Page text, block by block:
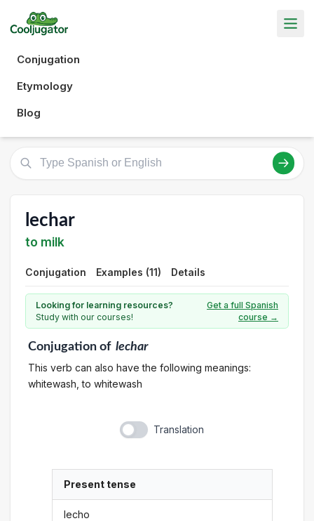
Conjugation
Etymology
Blog
lechar
to milk
Conjugation Examples (11) Details
Looking for learning resources?
Study with our courses!
Get a full Spanish
course →
Conjugationof lechar
This verb can also have the following meanings:
whitewash, to whitewash
Translation
Present tense
lecho